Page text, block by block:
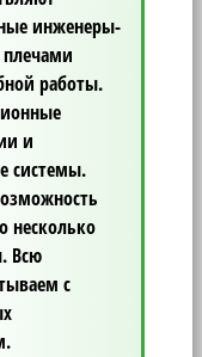
инженеры-
работы.
и
системы.
несколько
Всю
с